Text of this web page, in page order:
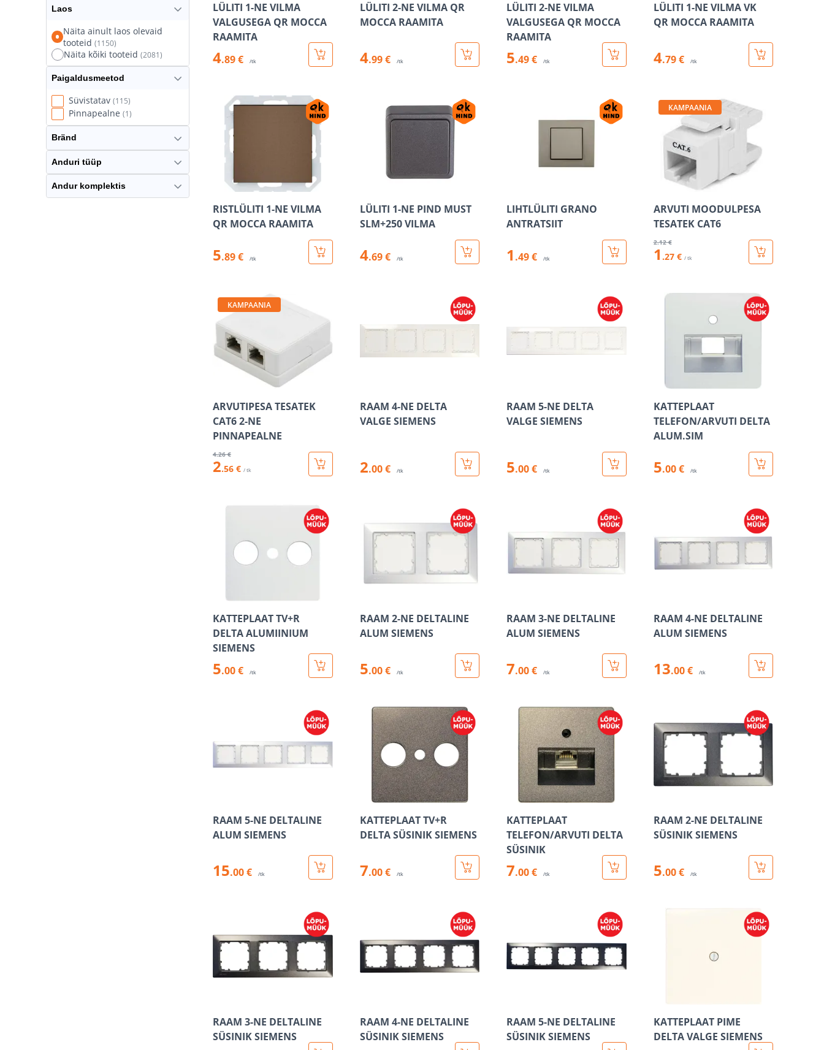
LÜLITI 1-NE VILMA
VALGUSEGA QR MOCCA
RAAMITA
4.89 € /tk
LÜLITI 2-NE VILMA QR
MOCCA RAAMITA
4.99 € /tk
LÜLITI 2-NE VILMA
VALGUSEGA QR MOCCA
RAAMITA
5.49 € /tk
LÜLITI 1-NE VILMA VK
QR MOCCA RAAMITA
4.79 € /tk
RISTLÜLITI 1-NE VILMA
QR MOCCA RAAMITA
5.89 € /tk
LÜLITI 1-NE PIND MUST
SLM+250 VILMA
4.69 € /tk
LIHTLÜLITI GRANO
ANTRATSIIT
1 .49 € /tk
KAMPAANIA
ARVUTI MOODULPESA
TESATEK CAT6
2.12 €
1 .27 € / tk
KAMPAANIA
ARVUTIPESA TESATEK
CAT6 2-NE
PINNAPEALNE
4.26 €
2.56 € / tk
RAAM 4-NE DELTA
VALGE SIEMENS
2.00 € /tk
RAAM 5-NE DELTA
VALGE SIEMENS
5.00 € /tk
KATTEPLAAT
TELEFON/ARVUTI DELTA
ALUM.SIM
5.00 € /tk
KATTEPLAAT TV+R
DELTA ALUMIINIUM
SIEMENS
5.00 € /tk
RAAM 2-NE DELTALINE
ALUM SIEMENS
5.00 € /tk
RAAM 3-NE DELTALINE
ALUM SIEMENS
7.00 € /tk
RAAM 4-NE DELTALINE
ALUM SIEMENS
13.00 € /tk
RAAM 5-NE DELTALINE
ALUM SIEMENS
15.00 € /tk
KATTEPLAAT TV+R
DELTA SÜSINIK SIEMENS
7.00 € /tk
KATTEPLAAT
TELEFON/ARVUTI DELTA
SÜSINIK
7.00 € /tk
RAAM 2-NE DELTALINE
SÜSINIK SIEMENS
5.00 € /tk
RAAM 3-NE DELTALINE
SÜSINIK SIEMENS
RAAM 4-NE DELTALINE
SÜSINIK SIEMENS
RAAM 5-NE DELTALINE
SÜSINIK SIEMENS
KATTEPLAAT PIME
DELTA VALGE SIEMENS
Süvistatavad pistikupesad
Termostaatlülitid
Laos
Näita ainult laos olevaid
tooteid (1150)
Näita kõiki tooteid (2081)
Paigaldusmeetod
Süvistatav (115)
Pinnapealne (1)
Bränd
Anduri tüüp
Andur komplektis